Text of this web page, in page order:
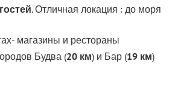
. Отличная локация : до моря
магазины и рестораны
Будва (20 км) и Бар (19 км)